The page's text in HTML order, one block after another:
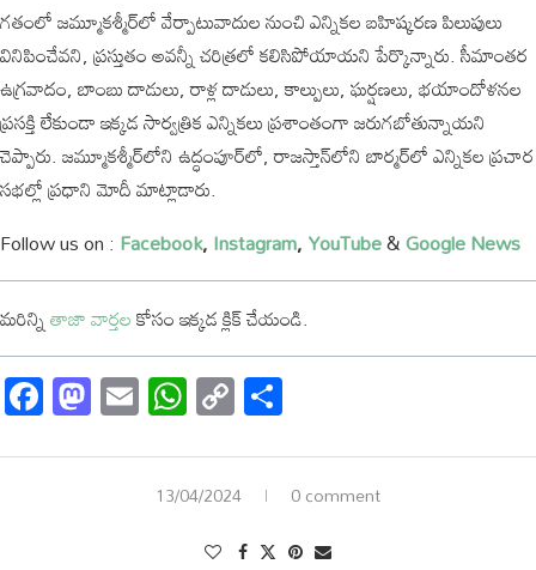
గతంలో జమ్మూకశ్మీర్‌లో వేర్పాటువాదుల నుంచి ఎన్నికల బహిష్కరణ పిలుపులు
వినిపించేవని, ప్రస్తుతం అవన్నీ చరిత్రలో కలిసిపోయాయని పేర్కొన్నారు. సీమాంతర
ఉగ్రవాదం, బాంబు దాడులు, రాళ్ల దాడులు, కాల్పులు, ఘర్షణలు, భయాందోళనల
ప్రసక్తి లేకుండా ఇక్కడ సార్వత్రిక ఎన్నికలు ప్రశాంతంగా జరుగబోతున్నాయని
చెప్పారు. జమ్మూకశ్మీర్‌లోని ఉద్ధంపూర్‌లో, రాజస్తాన్‌లోని బార్మర్‌లో ఎన్నికల ప్రచార
సభల్లో ప్రధాని మోదీ మాట్లాడారు.
Follow us on : Facebook,Instagram,YouTube&Google News
మరిన్నితాజావార్తలకోసంఇక్కడక్లిక్చేయండి.
Facebook
Mastodon
EmailWhatsApp
Copy
Link
13/04/2024 0 comment